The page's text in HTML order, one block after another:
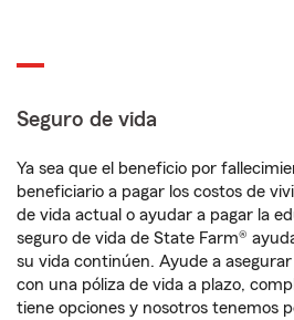
Seguro de vida
Ya sea que el beneficio por
beneficiario a pagar los costos de
de vida actual o ayudar a pagar la
seguro de vida de State Farm®
su vida continúen. Ayude a
con una póliza de vida a plazo,
tiene opciones y nosotros tenemos